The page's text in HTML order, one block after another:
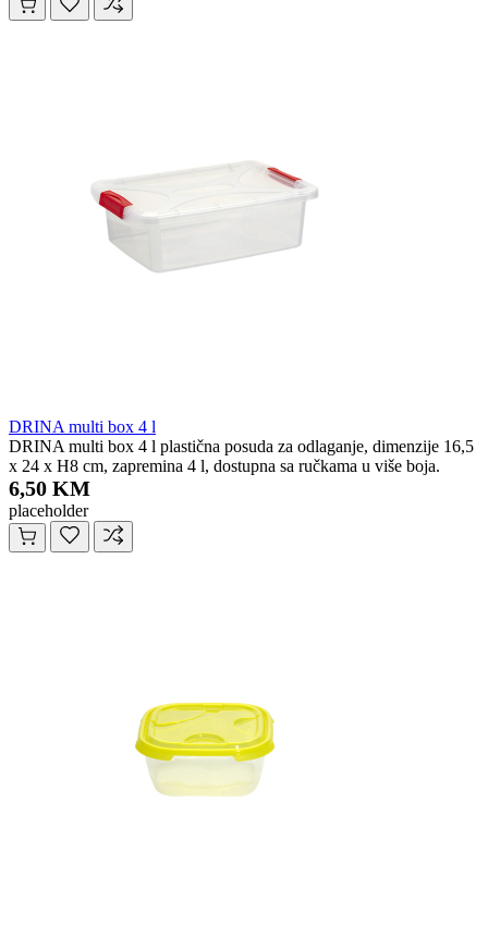
DRINA multi box 4 l
DRINA multi box 4 l plastična posuda za odlaganje, dimenzije 16,5
x 24 x H8 cm, zapremina 4 l, dostupna sa ručkama u više boja.
6,50 KM
placeholder